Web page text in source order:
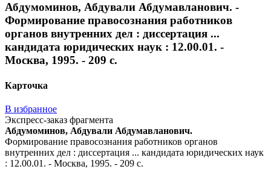
Абдумоминов, Абдували Абдумавланович. -
Формирование правосознания работников
органов внутренних дел : диссертация ...
кандидата юридических наук : 12.00.01. -
Москва, 1995. - 209 с.
Карточка
В избранное
Экспресс-заказ фрагмента
Абдумоминов, Абдували Абдумавланович.
Формирование правосознания работников органов
внутренних дел : диссертация ... кандидата юридических наук
: 12.00.01. - Москва, 1995. - 209 с.